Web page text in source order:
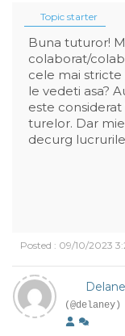
Topic starter
Buna tuturor!
colaborat/
cele mai stricte
le vedeti asa?
este considerat
turelor. Dar
decurg
Posted : 09/10/2023
(@delaney)